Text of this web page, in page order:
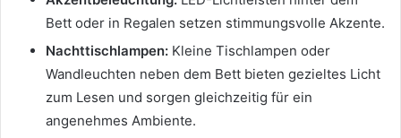
Bett oder in Regalen setzen stimmungsvolle Akzente.
Nachttischlampen: Kleine Tischlampen oder
Wandleuchten neben dem Bett bieten gezieltes Licht
zum Lesen und sorgen gleichzeitig für ein
angenehmes Ambiente.